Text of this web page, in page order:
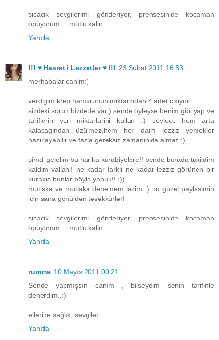
sicacik sevgilerimi gönderiyor, prensesinide kocaman
öpüyorum ... mutlu kalin..
Yanıtla
!!! ♥ Hasretli Lezzetler ♥ !!! 23 Şubat 2011 16:53
merhabalar canim:)
verdigim krep hamurunun miktarindan 4 adet cikiyor..
sizdeki sorun bizdede var;) sende öyleyse benim gibi yap ve
tariflerin yari miktarlarini kullan :) böylece hem arta
kalacagindan üzülmez,hem her daim lezziz yemekler
hazirlayabilir ve fazla gereksiz zamaninida almaz ;)
simdi gelelim bu harika kurabiyelere!! bende burada takildim
kaldim vallahi! ne kadar farkli ne kadar lezziz görünen bir
kurabis bunlar böyle yahuu!! ;))
mutlaka ve mutlaka denemem lazim :) bu güzel paylasimin
icin sana gönülden tesekkürler!
sicacik sevgilerimi gönderiyor, prensesinide kocaman
öpüyorum ... mutlu kalin..
Yanıtla
rumma 10 Mayıs 2011 00:21
Sende yapmışsın canım , bilseydim senin tarifinle
denerdim..:)
ellerine sağlık, sevgiler
Yanıtla